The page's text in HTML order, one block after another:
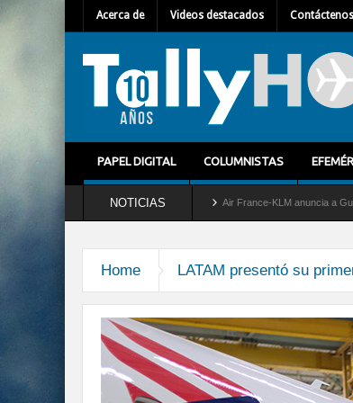
Acerca de Videos destacados Contáctenos
PAPEL DIGITAL COLUMNISTAS
NOTICIAS
del servicio al C-2 Greyhound Air France-KLM anuncia a Guilhem
Home LATAM presentó su
e195e2-05